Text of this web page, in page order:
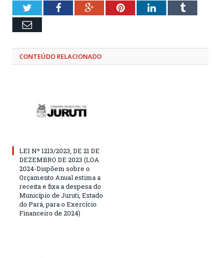
TwitterFacebookGoogle+PinterestLinkedInTumblr
Email
CONTEÚDO RELACIONADO
LEI Nº 1213/2023, DE 21 DE
DEZEMBRO DE 2023 (LOA
2024-Dispõem sobre o
Orçamento Anual estima a
receita e fixa a despesa do
Município de Juruti, Estado
do Pará, para o Exercício
Financeiro de 2024)